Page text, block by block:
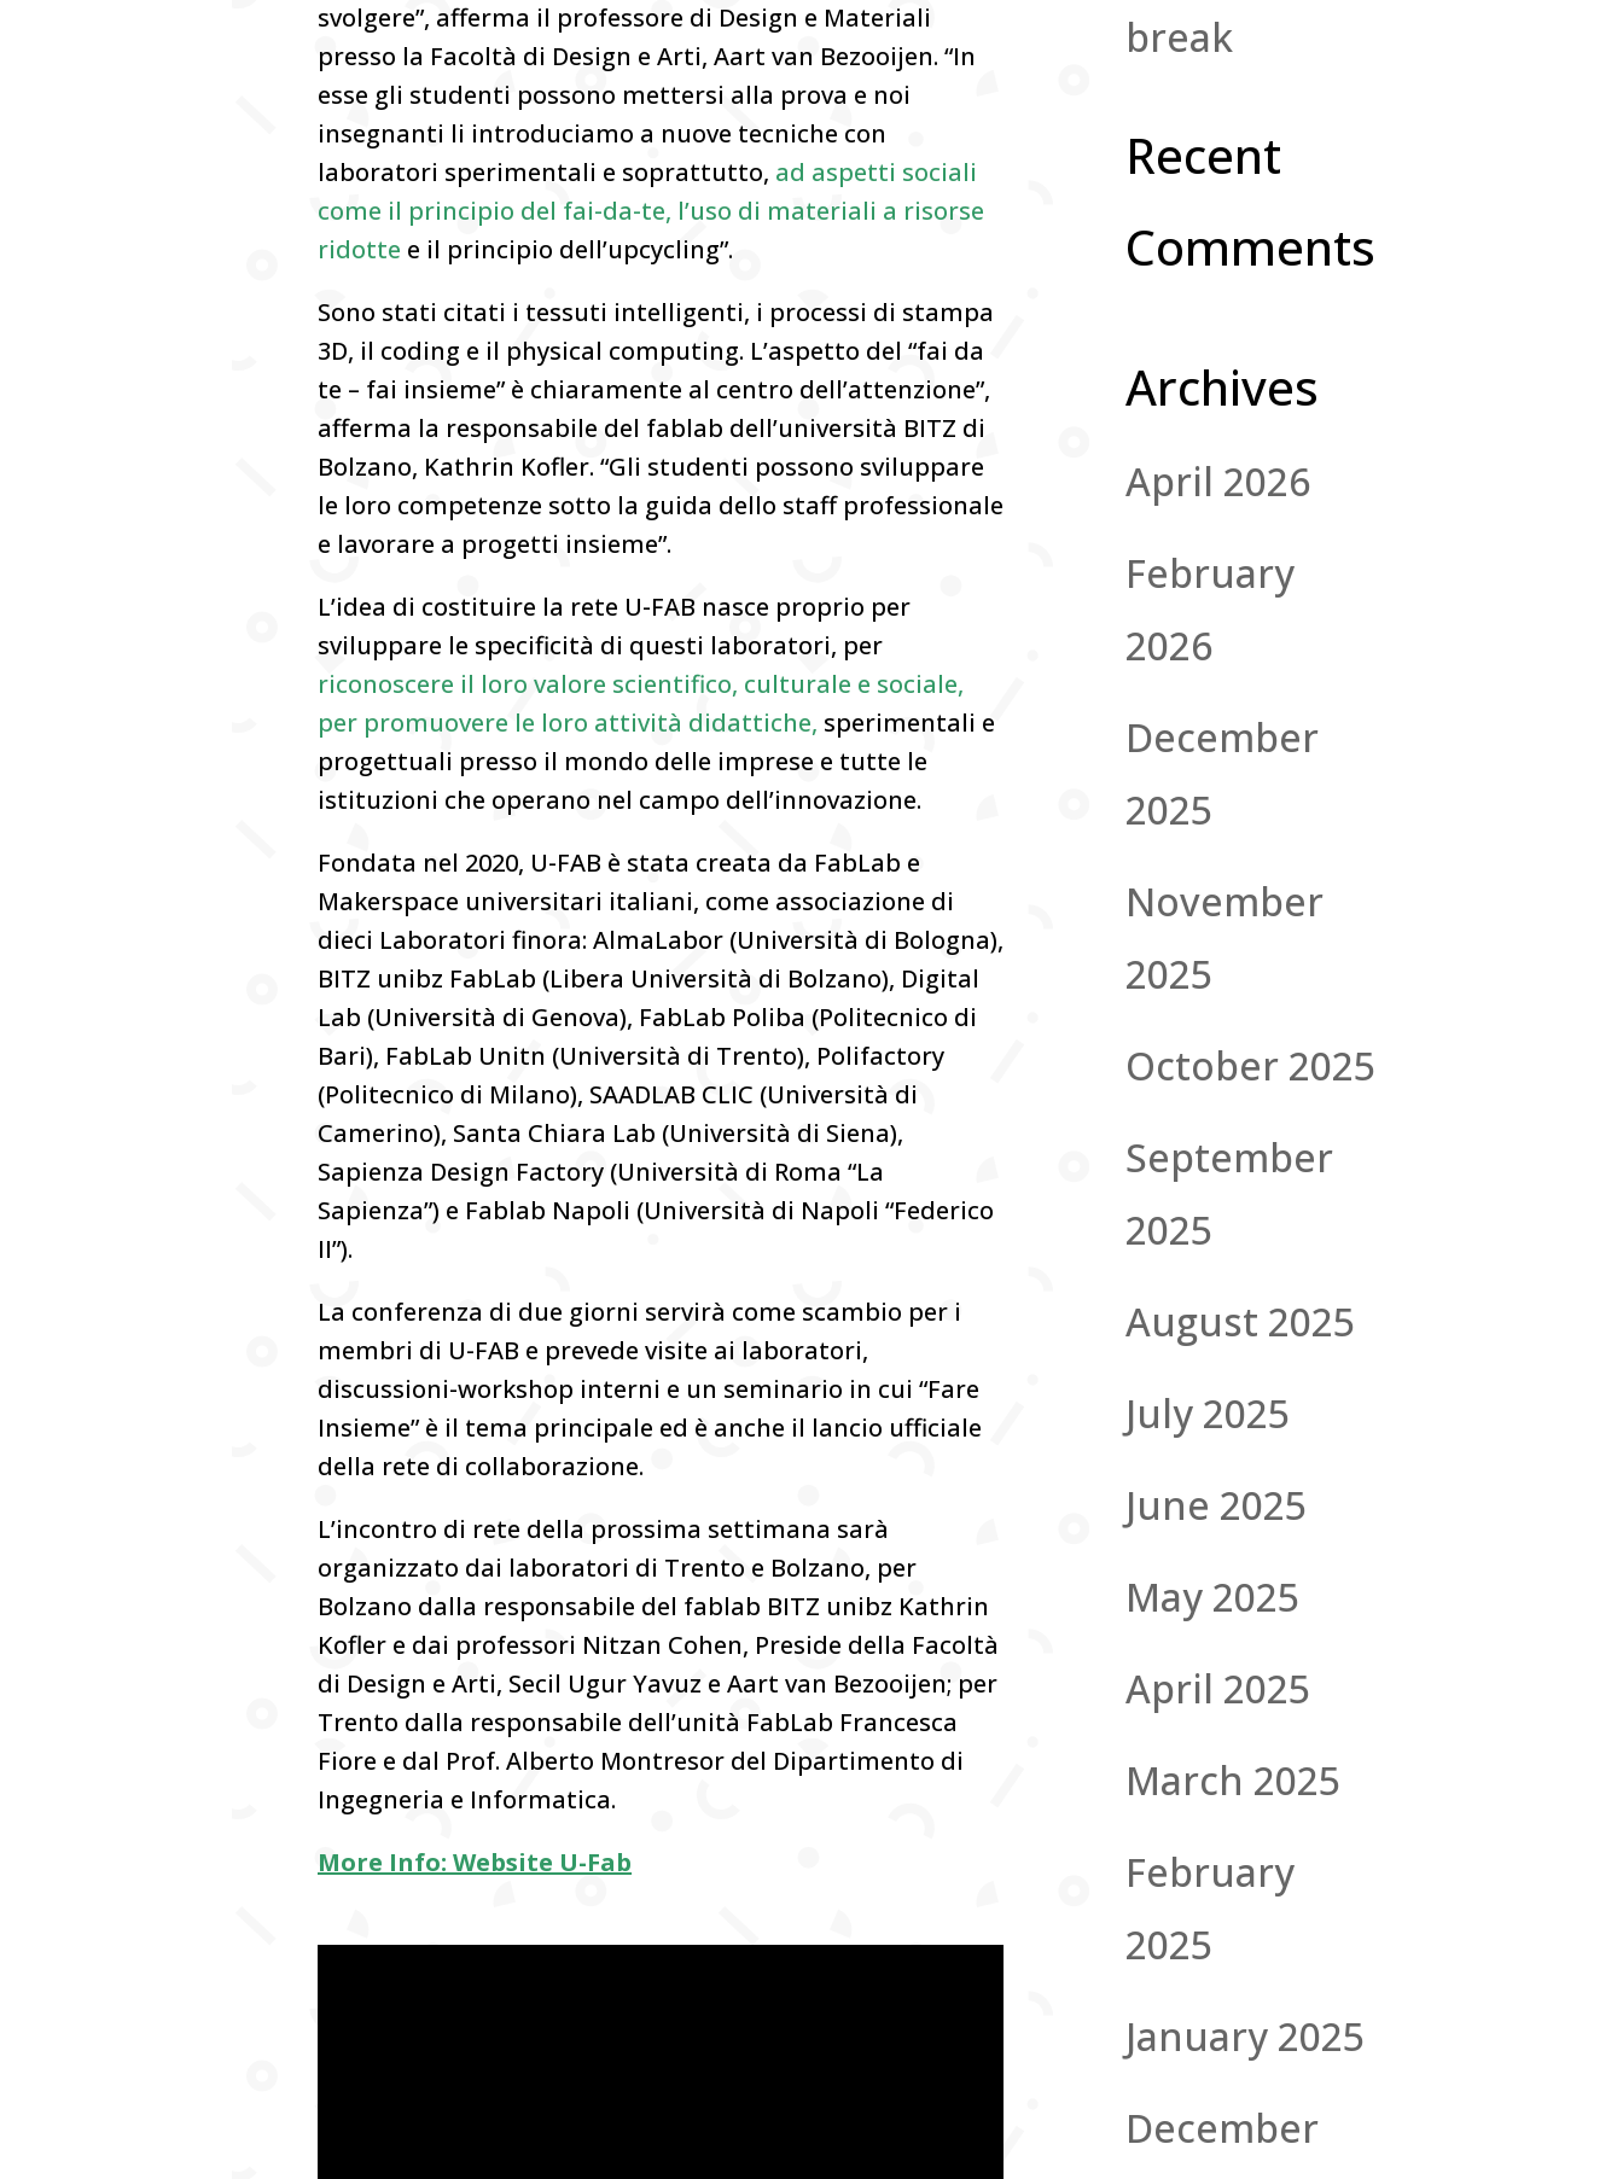
svolgere”, afferma il professore di Design e Materiali
presso la Facoltà di Design e Arti, Aart van Bezooijen. “In
esse gli studenti possono mettersi alla prova e noi
insegnanti li introduciamo a nuove tecniche con
laboratori sperimentali e soprattutto, ad aspetti sociali
come il principio del fai-da-te, l’uso di materiali a risorse
ridotte e il principio dell’upcycling”.
Sono stati citati i tessuti intelligenti, i processi di stampa
3D, il coding e il physical computing. L’aspetto del “fai da
te – fai insieme” è chiaramente al centro dell’attenzione”,
afferma la responsabile del fablab dell’università BITZ di
Bolzano, Kathrin Kofler. “Gli studenti possono sviluppare
le loro competenze sotto la guida dello staff professionale
e lavorare a progetti insieme”.
L’idea di costituire la rete U-FAB nasce proprio per
sviluppare le specificità di questi laboratori, per
riconoscere il loro valore scientifico, culturale e sociale,
per promuovere le loro attività didattiche, sperimentali e
progettuali presso il mondo delle imprese e tutte le
istituzioni che operano nel campo dell’innovazione.
Fondata nel 2020, U-FAB è stata creata da FabLab e
Makerspace universitari italiani, come associazione di
dieci Laboratori finora: AlmaLabor (Università di Bologna),
BITZ unibz FabLab (Libera Università di Bolzano), Digital
Lab (Università di Genova), FabLab Poliba (Politecnico di
Bari), FabLab Unitn (Università di Trento), Polifactory
(Politecnico di Milano), SAADLAB CLIC (Università di
Camerino), Santa Chiara Lab (Università di Siena),
Sapienza Design Factory (Università di Roma “La
Sapienza”) e Fablab Napoli (Università di Napoli “Federico
II”).
La conferenza di due giorni servirà come scambio per i
membri di U-FAB e prevede visite ai laboratori,
discussioni-workshop interni e un seminario in cui “Fare
Insieme” è il tema principale ed è anche il lancio ufficiale
della rete di collaborazione.
L’incontro di rete della prossima settimana sarà
organizzato dai laboratori di Trento e Bolzano, per
Bolzano dalla responsabile del fablab BITZ unibz Kathrin
Kofler e dai professori Nitzan Cohen, Preside della Facoltà
di Design e Arti, Secil Ugur Yavuz e Aart van Bezooijen; per
Trento dalla responsabile dell’unità FabLab Francesca
Fiore e dal Prof. Alberto Montresor del Dipartimento di
Ingegneria e Informatica.
More Info: Website U-Fab
break
Recent
Comments
Archives
April 2026
February
2026
December
2025
November
2025
October 2025
September
2025
August 2025
July 2025
June 2025
May 2025
April 2025
March 2025
February
2025
January 2025
December